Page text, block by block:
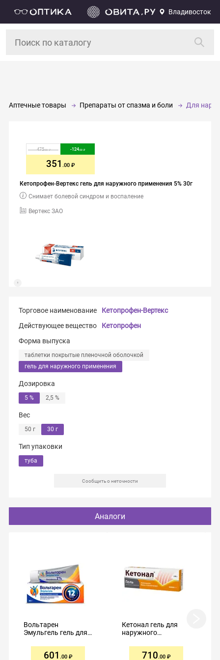
Владивосток
Аптечные товары Препараты от спазма и боли Для
Кетопрофен-Вертекс гель для наружного применения 5% 30г
Вертекс ЗАО
Снимает болевой синдром и воспаление
475.00 -124.00
351 .00
Торговое наименование
Кетопрофен-Вертекс
Действующее вещество
Кетопрофен
Форма выпуска
таблетки покрытые пленочной оболочкой
гель для наружного применения
Дозировка
5 % 2,5 %
Вес
50 г 30 г
Тип упаковки
туба
Сообщить о неточности
Аналоги
Вольтарен
Эмульгель гель для
применения 2% 30г
601 .00
Кетонал гель для
наружного
100г
710.00